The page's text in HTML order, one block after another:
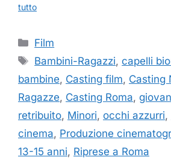
tutto
Categorie
Film
Tag
Bambini-Ragazzi,capelli
bambine, Casting film, Casting
Ragazze, Casting Roma,
retribuito, Minori, occhi azzurri,
cinema, Produzione
13-15 anni, Riprese a Roma